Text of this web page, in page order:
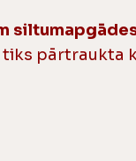
tiks pārtraukta